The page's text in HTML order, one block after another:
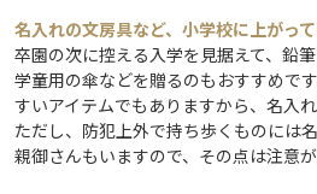
名入れの文房具など、小学校に上がっ
卒園の次に控える入学を見据えて、鉛
学童用の傘などを贈るのもおすすめで
すいアイテムでもありますから、名入
ただし、防犯上外で持ち歩くものには
親御さんもいますので、その点は注意